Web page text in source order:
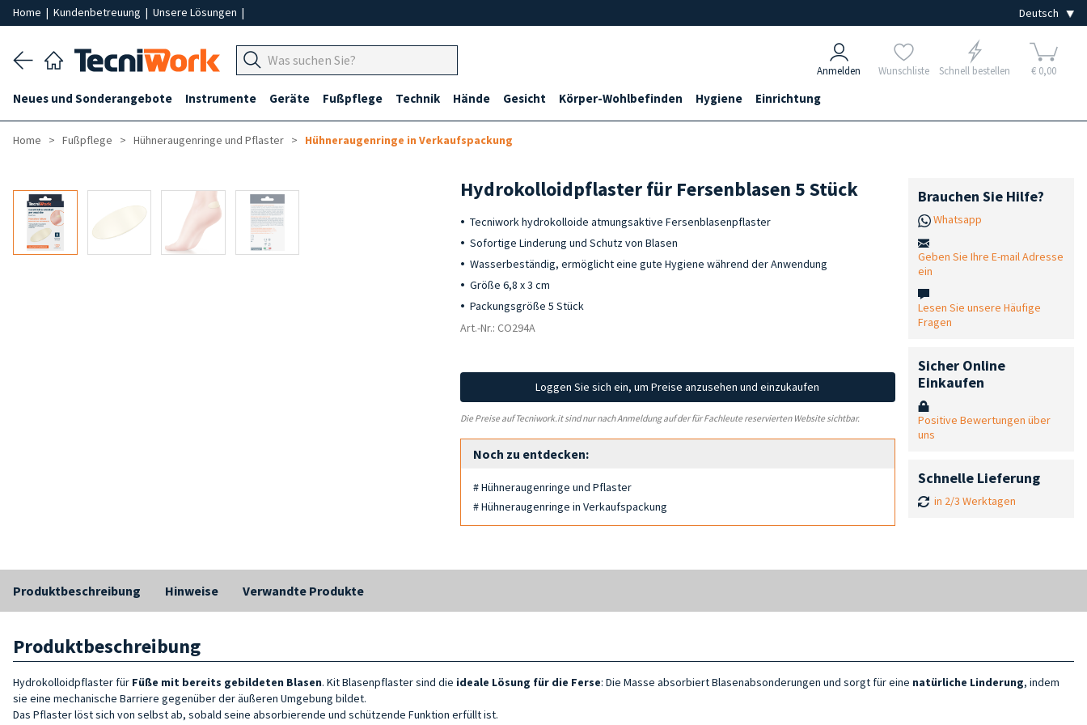
Home | Kundenbetreuung | Unsere Lösungen |
Anmelden Wunschliste Schnell bestellen € 0,00
Neues und Sonderangebote Instrumente Geräte Fußpflege Technik Hände Gesicht Körper-Wohlbefinden Hygiene Einrichtung
Home Fußpflege Hühneraugenringe und Pflaster Hühneraugenringe in Verkaufspackung
Hydrokolloidpflaster für Fersenblasen 5 Stück
Tecniwork hydrokolloide atmungsaktive Fersenblasenpflaster
Sofortige Linderung und Schutz von Blasen
Wasserbeständig, ermöglicht eine gute Hygiene während der Anwendung
Größe 6,8 x 3 cm
Packungsgröße 5 Stück
Art.-Nr.: CO294A
Loggen Sie sich ein, um Preise anzusehen und einzukaufen
Die Preise auf Tecniwork.it sind nur nach Anmeldung auf der für Fachleute reservierten Website sichtbar.
Noch zu entdecken:
# Hühneraugenringe und Pflaster
# Hühneraugenringe in Verkaufspackung
Brauchen Sie Hilfe?
Whatsapp
Geben Sie Ihre E-mail Adresse
ein
Lesen Sie unsere Häufige
Fragen
Sicher Online
Einkaufen
Positive Bewertungen über
uns
Schnelle Lieferung
in 2/3 Werktagen
Produktbeschreibung Hinweise Verwandte Produkte
Produktbeschreibung
Hydrokolloidpflaster für Füße mit bereits gebildeten Blasen. Kit Blasenpflaster sind die ideale Lösung für die Ferse: Die Masse absorbiert Blasenabsonderungen und sorgt für eine natürliche Linderung, indem
sie eine mechanische Barriere gegenüber der äußeren Umgebung bildet.
Das Pflaster löst sich von selbst ab, sobald seine absorbierende und schützende Funktion erfüllt ist.